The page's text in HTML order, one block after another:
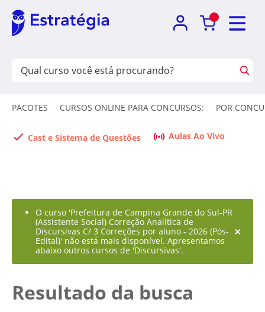
PACOTES CURSOS ONLINE PARA CONCURSOS: POR
Cast e Sistema de Questões Aulas Ao Vivo
O curso 'Prefeitura de Campina Grande do Sul-PR
(Assistente Social) Correção Analítica de
Discursivas C/ 3 Correções por aluno - 2026 (Pós-
Edital)' não está mais disponível. Apresentamos
abaixo outros cursos de 'Discursivas'.
×
Resultado da busca